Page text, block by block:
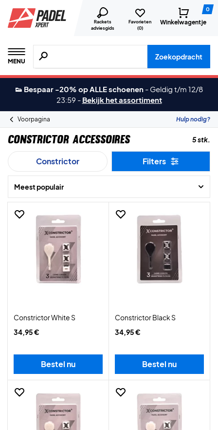
Rackets
adviesgids
Favorieten
(0)
0
Winkelwagentje
MENU
Zoeken naar producten, merken etc.
Zoekopdracht
👟 Bespaar -20% op ALLE schoenen - Geldig t/m 12/8
23:59 - Bekijk het assortiment
Voorpagina Hulp nodig?
Constrictor Accessoires 5 stk.
Constrictor Filters
Meest populair
Constrictor White S
34,95 €
Bestel nu
Constrictor Black S
34,95 €
Bestel nu